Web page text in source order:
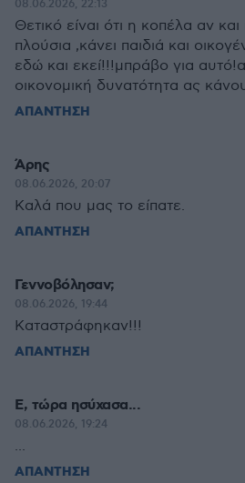
08.06.2026, 22:13
Θετικό είναι ότι η κοπέλα αν
πλούσια ,κάνει παιδιά και
εδώ και εκεί!!!μπράβο για
οικονομική δυνατότητα ας
ΑΠΑΝΤΗΣΗ
Άρης
08.06.2026, 20:07
Καλά που μας το είπατε.
ΑΠΑΝΤΗΣΗ
Γεννοβόλησαν;
08.06.2026, 19:44
Καταστράφηκαν!!!
ΑΠΑΝΤΗΣΗ
Ε, τώρα ησύχασα...
08.06.2026, 19:24
...
ΑΠΑΝΤΗΣΗ